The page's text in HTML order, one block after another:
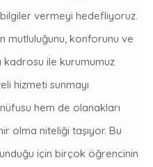
vermeyi hedefliyoruz.
mutluluğunu, konforunu ve
kadrosu ile kurumumuz
hizmeti sunmayı
hem de olanakları
olma niteliği taşıyor. Bu
için birçok öğrencinin